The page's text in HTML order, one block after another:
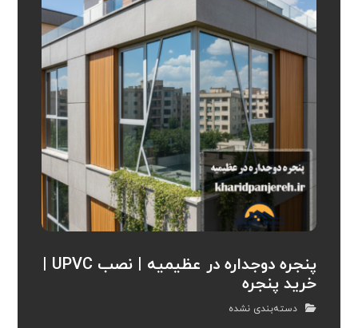
پنجره دوجداره در عظیمیه | نصب UPVC |
خرید پنجره
دسته‌بندی نشده